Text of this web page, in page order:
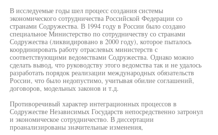
В исследуемые годы шел процесс создания системы
экономического сотрудничества Российской Федерации со
странами Содружества. В 1994 году в России было создано
специальное Министерство по сотрудничеству со странами
Содружества (ликвидировано в 2000 году), которое пыталось
координировать работу отраслевых министерств с
соответствующими ведомствами Содружества. Однако можно
сделать вывод, что руководству этого ведомства так и не удалось
разработать порядок реализации международных обязательств
России, что было недопустимо, учитывая обилие соглашений,
договоров, модельных законов и т.д.
Противоречивый характер интеграционных процессов в
Содружестве Независимых Государств непосредственно затронул
и экономическое сотрудничество. В диссертации
проанализированы значительные изменения,